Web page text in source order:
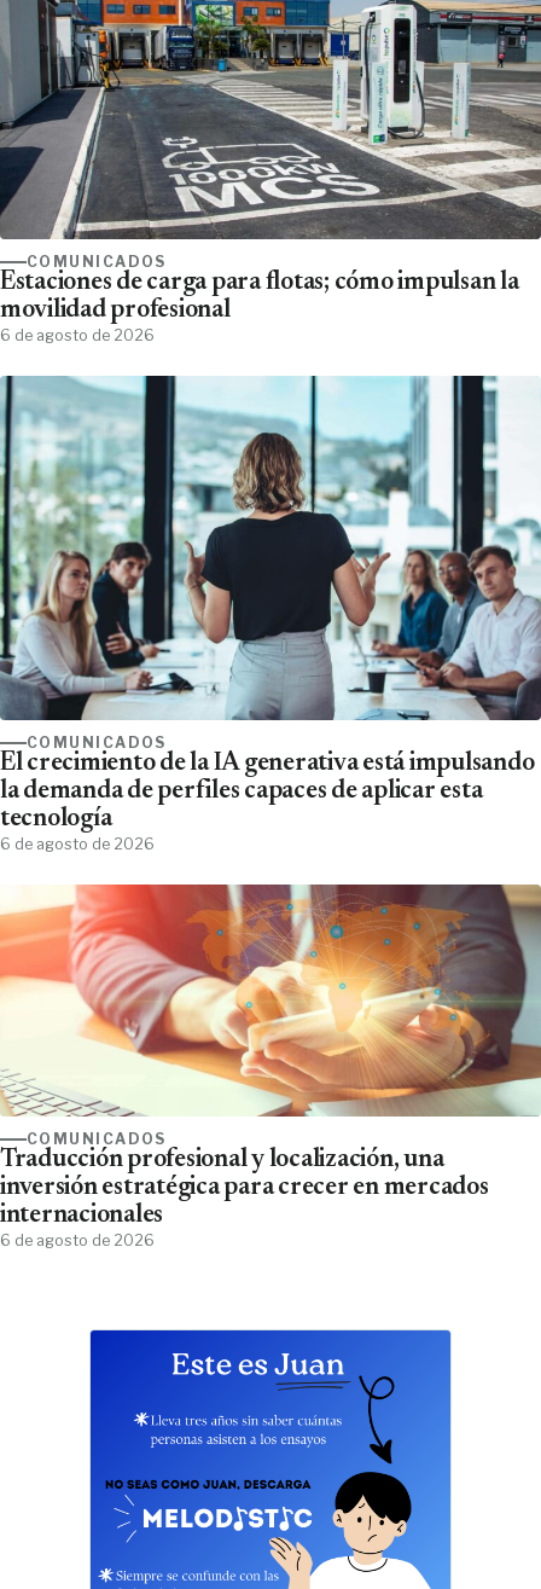
COMUNICADOS
Estaciones de carga para flotas; cómo impulsan la
movilidad profesional
6 de agosto de 2026
COMUNICADOS
El crecimiento de la IA generativa está impulsando
la demanda de perfiles capaces de aplicar esta
tecnología
6 de agosto de 2026
COMUNICADOS
Traducción profesional y localización, una
inversión estratégica para crecer en mercados
internacionales
6 de agosto de 2026